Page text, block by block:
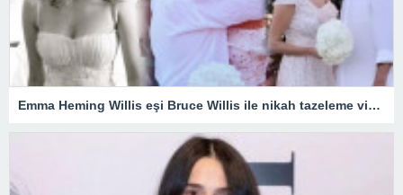
Emma Heming Willis eşi Bruce Willis ile nikah tazeleme videosunu yayınladı